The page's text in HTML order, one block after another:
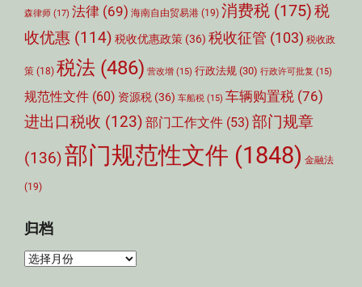
森律师 (17) 法律 (69) 海南自由贸易港 (19) 消费税 (175)税
收优惠 (114) 税收优惠政策 (36) 税收征管 (103) 税收政
策 (18) 税法 (486) 营改增 (15) 行政法规 (30) 行政许可批复 (15)
规范性文件 (60) 资源税 (36) 车船税 (15) 车辆购置税 (76)
进出口税收 (123) 部门工作文件 (53) 部门规章
(136)部门规范性文件 (1848) 金融法
(19)
归档
归